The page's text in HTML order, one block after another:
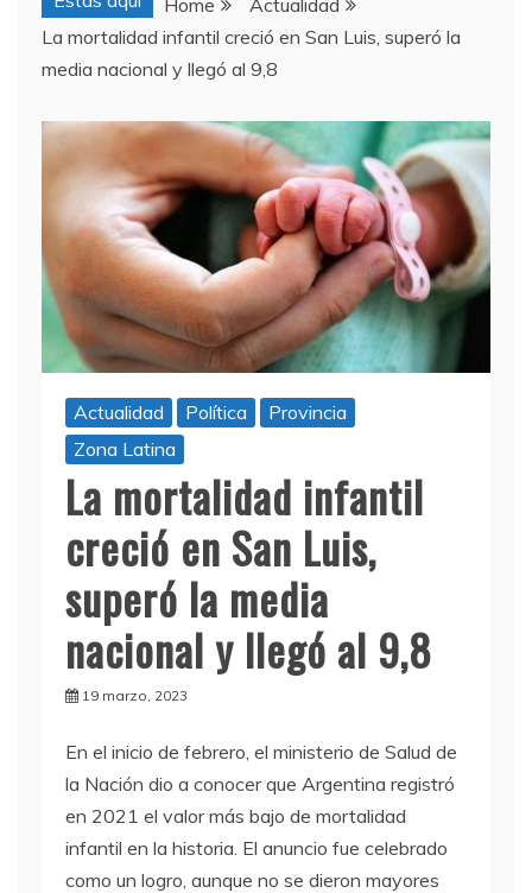
Home
Actualidad
La mortalidad infantil creció en San Luis, superó la
media nacional y llegó al 9,8
Actualidad Política
Provincia
Zona Latina
La mortalidad infantil
creció en San Luis,
superó la media
nacional y llegó al 9,8
19 marzo, 2023
En el inicio de febrero, el ministerio de Salud de
la Nación dio a conocer que Argentina registró
en 2021 el valor más bajo de mortalidad
infantil en la historia. El anuncio fue celebrado
como un logro, aunque no se dieron mayores